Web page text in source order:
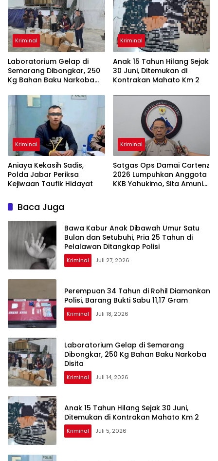
Kriminal
Laboratorium Gelap di
Semarang Dibongkar, 250
Kg Bahan Baku Narkoba
Kriminal
Anak 15 Tahun Hilang Sejak
30 Juni, Ditemukan di
Kontrakan Mahato Km 2
Kriminal
Aniaya Kekasih Sadis,
Polda Jabar Periksa
Kejiwaan Taufik Hidayat
Kriminal
Satgas Ops Damai Cartenz
2026 Lumpuhkan Anggota
KKB Yahukimo, Sita Amunisi
Baca Juga
Bawa Kabur Anak Dibawah Umur Satu
Bulan dan Setubuhi, Pria 25 Tahun di
Pelalawan Ditangkap Polisi
Kriminal Juli 27, 2026
Perempuan 34 Tahun di Rohil Diamankan
Polisi, Barang Bukti Sabu 11,17 Gram
Kriminal Juli 18, 2026
Laboratorium Gelap di Semarang
Dibongkar, 250 Kg Bahan Baku Narkoba
Disita
Kriminal Juli 14, 2026
Anak 15 Tahun Hilang Sejak 30 Juni,
Ditemukan di Kontrakan Mahato Km 2
Kriminal Juli 5, 2026